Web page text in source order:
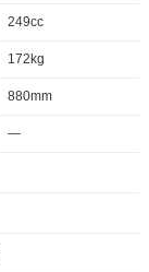
249cc
172kg
880mm
―